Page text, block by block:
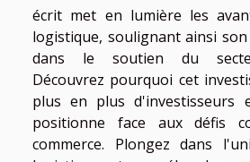
écrit met en lumière les
logistique, soulignant ainsi
dans le soutien du
Découvrez pourquoi cet
plus en plus d'investisseurs
positionne face aux défis
commerce. Plongez dans